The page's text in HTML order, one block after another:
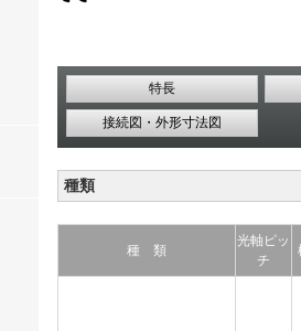
特長
接続図・外形寸法図
種類
種 類
光軸ピッ
チ